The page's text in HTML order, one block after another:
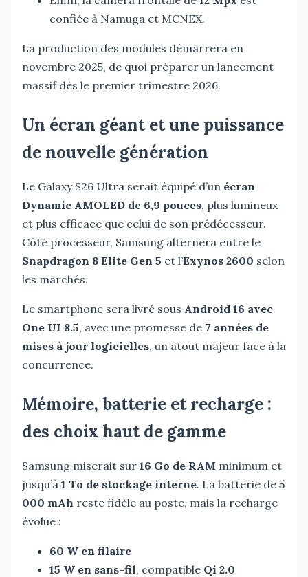
confiée à Namuga et MCNEX.
La production des modules démarrera en
novembre 2025, de quoi préparer un lancement
massif dès le premier trimestre 2026.
Un écran géant et une puissance
de nouvelle génération
Le Galaxy S26 Ultra serait équipé d’un écran
Dynamic AMOLED de 6,9 pouces, plus lumineux
et plus efficace que celui de son prédécesseur.
Côté processeur, Samsung alternera entre le
Snapdragon 8 Elite Gen 5 et l’Exynos 2600 selon
les marchés.
Le smartphone sera livré sous Android 16 avec
One UI 8.5, avec une promesse de 7 années de
mises à jour logicielles, un atout majeur face à la
concurrence.
Mémoire, batterie et recharge :
des choix haut de gamme
Samsung miserait sur 16 Go de RAM minimum et
jusqu’à 1 To de stockage interne. La batterie de 5
000 mAh reste fidèle au poste, mais la recharge
évolue :
60 W en filaire
15 W en sans-fil, compatible Qi 2.0